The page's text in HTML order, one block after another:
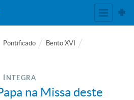
Pontificado
Bento XVI
ÍNTEGRA
na Missa deste